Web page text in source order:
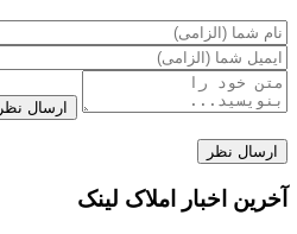
ارسال نظر
آخرین اخبار املاک لینک